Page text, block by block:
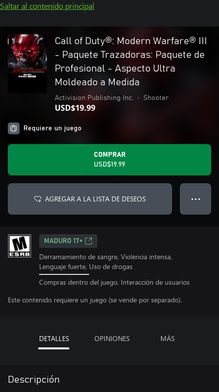
Saltar al contenido principal
Call of Duty®: Modern Warfare® III
- Paquete Trazadoras: Paquete de
Profesional - Aspecto Ultra
Moldeado a Medida
Activision Publishing Inc. • Shooter
USD$19.99
Requiere un juego
COMPRAR
USD$19.99
AGREGAR A LA LISTA DE DESEOS ● ● ●
MADURO 17+
Derramamiento de sangre, Violencia intensa,
Lenguaje fuerte, Uso de drogas
Compras dentro del juego, Interacción de usuarios
Este contenido requiere un juego (se vende por separado).
DETALLES OPINIONES MÁS
Descripción